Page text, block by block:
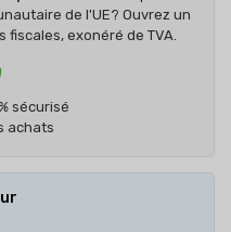
de l'UE? Ouvrez un
exonéré de TVA.
sécurisé
achats